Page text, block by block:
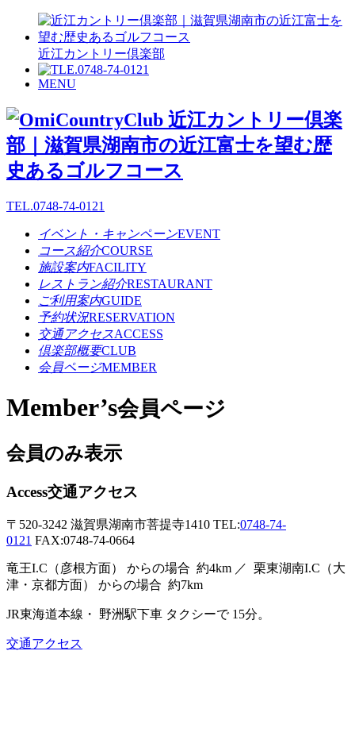
近江カントリー倶楽部
MENU
TEL.0748-74-0121
イベント・キャンペーンEVENT
コース紹介COURSE
施設案内FACILITY
レストラン紹介RESTAURANT
ご利用案内GUIDE
予約状況RESERVATION
交通アクセスACCESS
倶楽部概要CLUB
会員ページMEMBER
Member’s会員ページ
会員のみ表示
Access交通アクセス
〒520-3242 滋賀県湖南市菩提寺1410 TEL:0748-74-
0121 FAX:0748-74-0664
竜王I.C（彦根方面） からの場合 約4km ／ 栗東湖南I.C（大
津・京都方面）
からの場合 約7km
JR東海道本線・ 野洲駅下車 タクシーで 15分。
交通アクセス